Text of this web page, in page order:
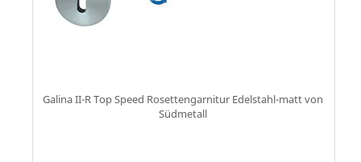
Galina II-R Top Speed Rosettengarnitur Edelstahl-matt von
Südmetall